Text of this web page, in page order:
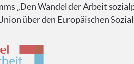
„Den Wandel der Arbeit
über den Europäischen